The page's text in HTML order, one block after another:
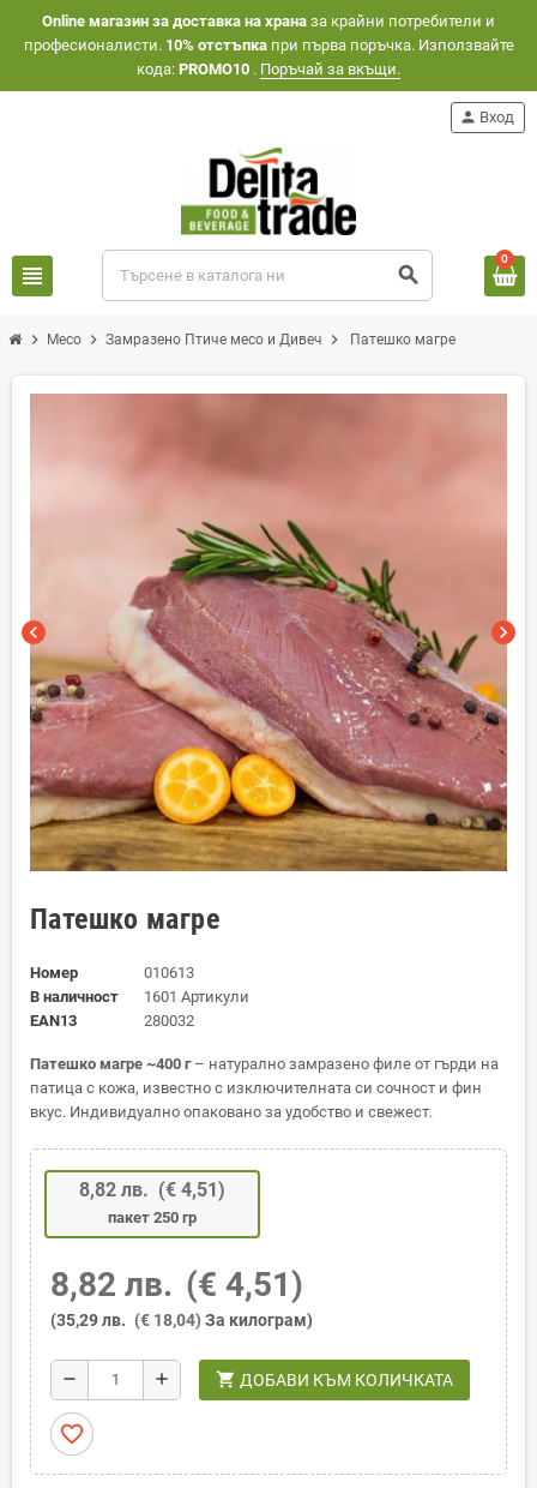
Оnline магазин за доставка на храна за крайни потребители и
професионалисти. 10% отстъпкапри първа поръчка. Използвайте
кода: PROMO10 . Поръчай за вкъщи.
view_headline search
person Вход
0
chevron_right Месо chevron_right Замразено Птиче месо и Дивеч chevron_right Патешко магре
chevron_left chevron_right
Патешко магре
Номер
010613
В наличност
1601 Артикули
EAN13
280032
Патешко магре ~400 г– натурално замразено филе от гърди на
патица с кожа, известно с изключителната си сочност и фин
вкус. Индивидуално опаковано за удобство и свежест.
8,82 лв. (€ 4,51)
пакет 250 гр
8,82 лв. (€ 4,51)
(35,29 лв. (€ 18,04) За килограм)
remove add shopping_cart ДОБАВИ КЪМ КОЛИЧКАТА
favorite_border